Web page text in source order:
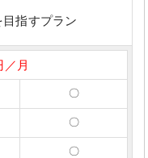
目指すプラン
／月
〇
〇
〇